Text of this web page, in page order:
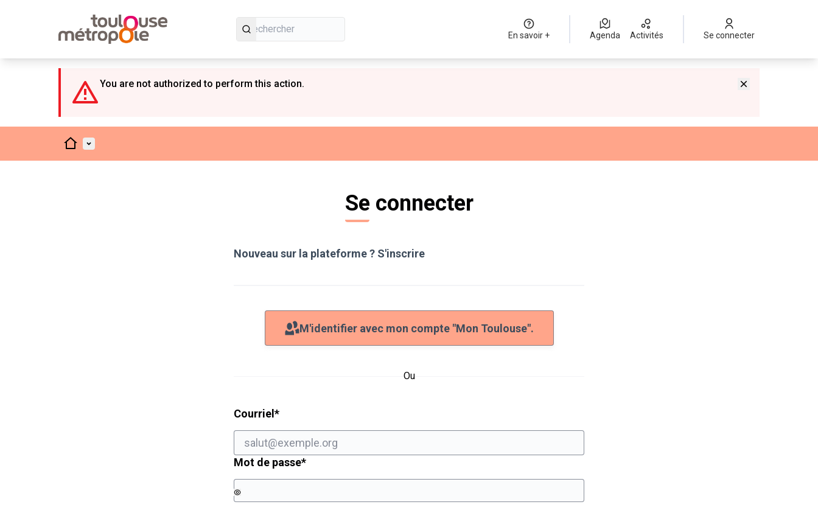
En savoir + Agenda Activités Se connecter
You are not authorized to perform this action.
AccueilMenu principal
Se connecter
Nouveau sur la plateforme ? S'inscrire
M'identifier avec mon compte "Mon Toulouse".
Ou
Courriel *Champ obligatoire
Mot de passe*Champ obligatoire